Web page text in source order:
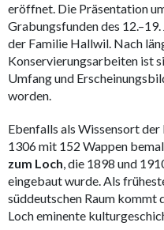
eröffnet. Die Präsentation
Grabungsfunden des
der Familie Hallwil. Nach
Konservierungsarbeiten ist
Umfang und
worden.
Ebenfalls als Wissensort
1306 mit 152 Wappen
zum Loch, die 1898 und
eingebaut wurde. Als
süddeutschen Raum kommt
Loch eminente